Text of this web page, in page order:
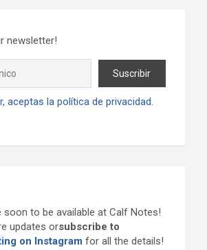
newsletter!
aceptas la política de privacidad.
soon to be available at Calf Notes!
updates orsubscribe to
on Instagram for all the details!